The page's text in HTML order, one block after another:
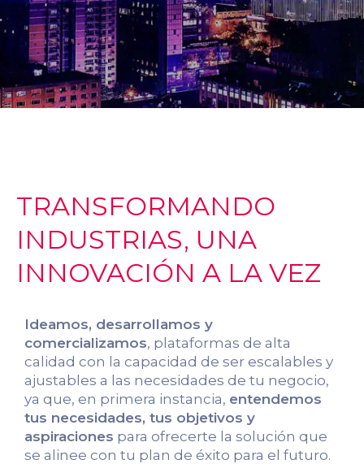
TRANSFORMANDO
INDUSTRIAS, UNA
INNOVACIÓN A LA VEZ
Ideamos, desarrollamos y
comercializamos, plataformas de alta
calidad con la capacidad de ser escalables y
ajustables a las necesidades de tu negocio,
ya que, en primera instancia, entendemos
tus necesidades, tus objetivos y
aspiraciones para ofrecerte la solución que
se alinee con tu plan de éxito para el futuro.